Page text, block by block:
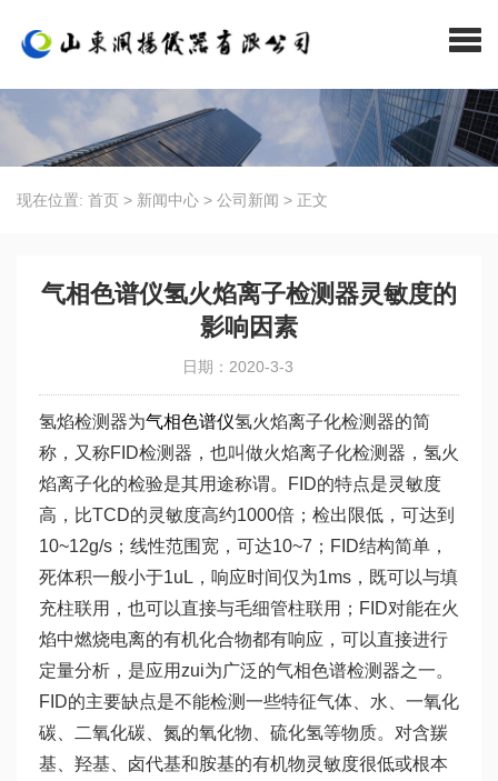
现在位置: 首页 > 新闻中心 > 公司新闻 > 正文
气相色谱仪氢火焰离子检测器灵敏度的
影响因素
日期：2020-3-3
氢焰检测器为气相色谱仪氢火焰离子化检测器的简
称，又称FID检测器，也叫做火焰离子化检测器，氢火
焰离子化的检验是其用途称谓。FID的特点是灵敏度
高，比TCD的灵敏度高约1000倍；检出限低，可达到
10~12g/s；线性范围宽，可达10~7；FID结构简单，
死体积一般小于1uL，响应时间仅为1ms，既可以与填
充柱联用，也可以直接与毛细管柱联用；FID对能在火
焰中燃烧电离的有机化合物都有响应，可以直接进行
定量分析，是应用zui为广泛的气相色谱检测器之一。
FID的主要缺点是不能检测一些特征气体、水、一氧化
碳、二氧化碳、氮的氧化物、硫化氢等物质。 对含羰
基、羟基、卤代基和胺基的有机物灵敏度很低或根本